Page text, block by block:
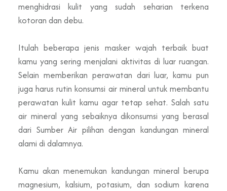
menghidrasi kulit yang sudah seharian terkena
kotoran dan debu.
Itulah beberapa jenis masker wajah terbaik buat
kamu yang sering menjalani aktivitas di luar ruangan.
Selain memberikan perawatan dari luar, kamu pun
juga harus rutin konsumsi air mineral untuk membantu
perawatan kulit kamu agar tetap sehat. Salah satu
air mineral yang sebaiknya dikonsumsi yang berasal
dari Sumber Air pilihan dengan kandungan mineral
alami di dalamnya.
Kamu akan menemukan kandungan mineral berupa
magnesium, kalsium, potasium, dan sodium karena